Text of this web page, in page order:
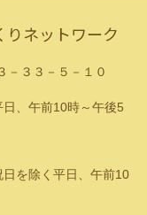
ネットワーク
－３３－５－１０
、午前10時～午後5
を除く平日、午前10